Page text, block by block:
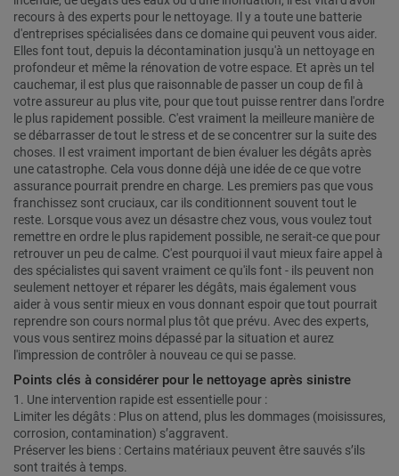
recours à des experts pour le nettoyage. Il y a toute une batterie
d'entreprises spécialisées dans ce domaine qui peuvent vous aider.
Elles font tout, depuis la décontamination jusqu'à un nettoyage en
profondeur et même la rénovation de votre espace. Et après un tel
cauchemar, il est plus que raisonnable de passer un coup de fil à
votre assureur au plus vite, pour que tout puisse rentrer dans l'ordre
le plus rapidement possible. C'est vraiment la meilleure manière de
se débarrasser de tout le stress et de se concentrer sur la suite des
choses. Il est vraiment important de bien évaluer les dégâts après
une catastrophe. Cela vous donne déjà une idée de ce que votre
assurance pourrait prendre en charge. Les premiers pas que vous
franchissez sont cruciaux, car ils conditionnent souvent tout le
reste. Lorsque vous avez un désastre chez vous, vous voulez tout
remettre en ordre le plus rapidement possible, ne serait-ce que pour
retrouver un peu de calme. C'est pourquoi il vaut mieux faire appel à
des spécialistes qui savent vraiment ce qu'ils font - ils peuvent non
seulement nettoyer et réparer les dégâts, mais également vous
aider à vous sentir mieux en vous donnant espoir que tout pourrait
reprendre son cours normal plus tôt que prévu. Avec des experts,
vous vous sentirez moins dépassé par la situation et aurez
l'impression de contrôler à nouveau ce qui se passe.
Points clés à considérer pour le nettoyage après sinistre
1. Une intervention rapide est essentielle pour :
Limiter les dégâts : Plus on attend, plus les dommages (moisissures,
corrosion, contamination) s’aggravent.
Préserver les biens : Certains matériaux peuvent être sauvés s’ils
sont traités à temps.